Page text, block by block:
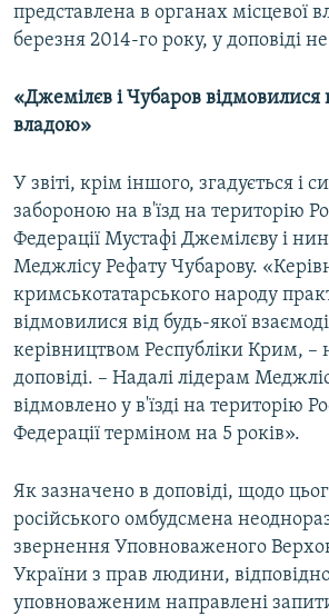
представлена в органах місцевої
березня 2014-го року, у доповіді
«Джемілєв і Чубаров відмовилися
владою»
У звіті, крім іншого, згадується і
забороною на в'їзд на територію
Федерації Мустафі Джемілєву і
Меджлісу Рефату Чубарову.
кримськотатарського народу
відмовилися від будь-якої
керівництвом Республіки Крим, –
доповіді. – Надалі лідерам
відмовлено у в'їзді на територію
Федерації терміном на 5 років».
Як зазначено в доповіді, щодо
російського омбудсмена
звернення Уповноваженого
України з прав людини,
уповноваженим направлені